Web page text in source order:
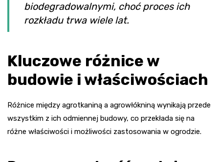
biodegradowalnymi, choć proces ich
rozkładu trwa wiele lat.
Kluczowe różnice w
budowie i właściwościach
Różnice między agrotkaniną a agrowłókniną wynikają przede
wszystkim z ich odmiennej budowy, co przekłada się na
różne właściwości i możliwości zastosowania w ogrodzie.